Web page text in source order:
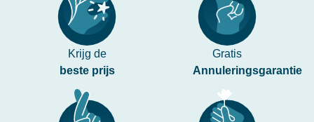
Krijg de
beste prijs
Gratis
Annuleringsgarantie